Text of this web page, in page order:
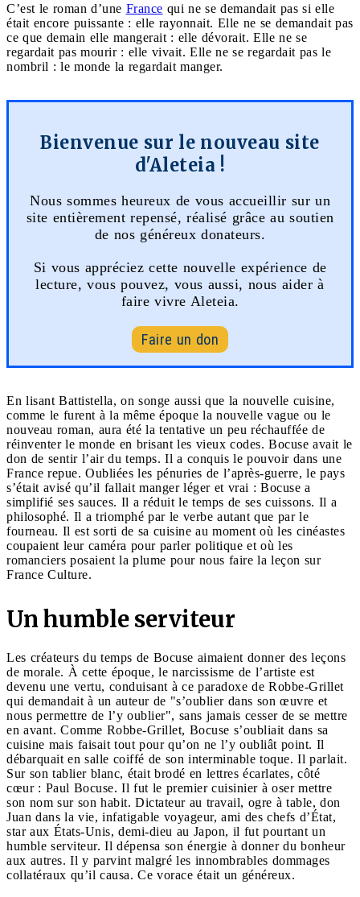
C’est le roman d’une France qui ne se demandait pas si elle
était encore puissante : elle rayonnait. Elle ne se demandait pas
ce que demain elle mangerait : elle dévorait. Elle ne se
regardait pas mourir : elle vivait. Elle ne se regardait pas le
nombril : le monde la regardait manger.
Bienvenue sur le nouveau site
d'Aleteia !
Nous sommes heureux de vous accueillir sur un
site entièrement repensé, réalisé grâce au soutien
de nos généreux donateurs.
Si vous appréciez cette nouvelle expérience de
lecture, vous pouvez, vous aussi, nous aider à
faire vivre Aleteia.
Faire un don
En lisant Battistella, on songe aussi que la nouvelle cuisine,
comme le furent à la même époque la nouvelle vague ou le
nouveau roman, aura été la tentative un peu réchauffée de
réinventer le monde en brisant les vieux codes. Bocuse avait le
don de sentir l’air du temps. Il a conquis le pouvoir dans une
France repue. Oubliées les pénuries de l’après-guerre, le pays
s’était avisé qu’il fallait manger léger et vrai : Bocuse a
simplifié ses sauces. Il a réduit le temps de ses cuissons. Il a
philosophé. Il a triomphé par le verbe autant que par le
fourneau. Il est sorti de sa cuisine au moment où les cinéastes
coupaient leur caméra pour parler politique et où les
romanciers posaient la plume pour nous faire la leçon sur
France Culture.
Un humble serviteur
Les créateurs du temps de Bocuse aimaient donner des leçons
de morale. À cette époque, le narcissisme de l’artiste est
devenu une vertu, conduisant à ce paradoxe de Robbe-Grillet
qui demandait à un auteur de "s’oublier dans son œuvre et
nous permettre de l’y oublier", sans jamais cesser de se mettre
en avant. Comme Robbe-Grillet, Bocuse s’oubliait dans sa
cuisine mais faisait tout pour qu’on ne l’y oubliât point. Il
débarquait en salle coiffé de son interminable toque. Il parlait.
Sur son tablier blanc, était brodé en lettres écarlates, côté
cœur : Paul Bocuse. Il fut le premier cuisinier à oser mettre
son nom sur son habit. Dictateur au travail, ogre à table, don
Juan dans la vie, infatigable voyageur, ami des chefs d’État,
star aux États-Unis, demi-dieu au Japon, il fut pourtant un
humble serviteur. Il dépensa son énergie à donner du bonheur
aux autres. Il y parvint malgré les innombrables dommages
collatéraux qu’il causa. Ce vorace était un généreux.